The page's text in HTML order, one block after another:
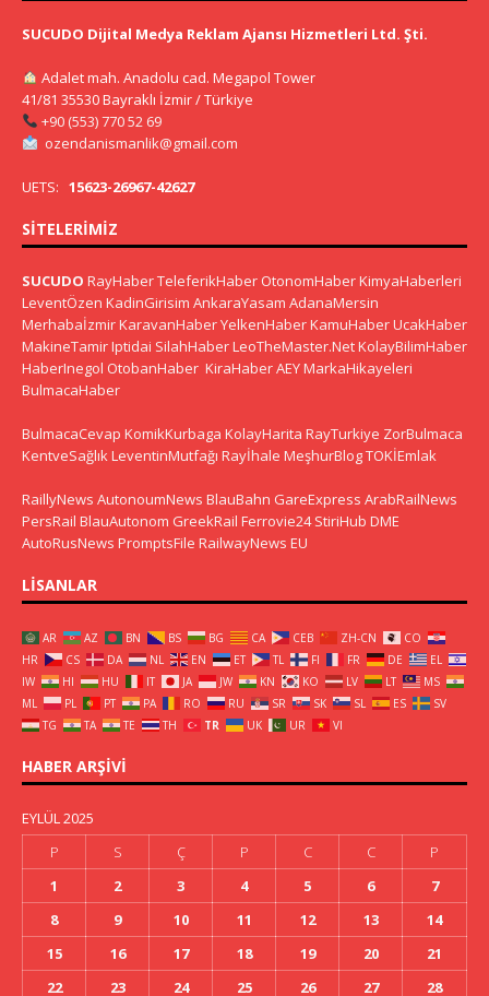
SUCUDO Dijital Medya Reklam Ajansı Hizmetleri Ltd. Şti.
Adalet mah. Anadolu cad. Megapol Tower
41/81 35530 Bayraklı İzmir / Türkiye
+90 (553) 770 52 69
ozendanismanlik@gmail.com
UETS: 15623-26967-42627
SITELERIMIZ
SUCUDO RayHaberTeleferikHaber OtonomHaberKimyaHaberleri
LeventÖzen KadinGirisim AnkaraYasam AdanaMersin
MerhabaİzmirKaravanHaberYelkenHaberKamuHaberUcakHaber
MakineTamirIptidai SilahHaberLeoTheMaster.NetKolayBilimHaber
HaberInegol OtobanHaber KiraHaberAEYMarkaHikayeleri
BulmacaHaber
BulmacaCevap KomikKurbaga KolayHarita RayTurkiye ZorBulmaca
KentveSağlık LeventinMutfağı Rayİhale MeşhurBlogTOKİEmlak
RaillyNews AutonoumNews BlauBahn GareExpress ArabRailNews
PersRail BlauAutonom GreekRail Ferrovie24 StiriHub DME
AutoRusNews PromptsFile RailwayNews EU
LISANLAR
AR AZ BN BS BG CA CEB ZH-CN
CO
HR
CS DA NL EN ET TL FI FR DE
EL
IW
HI HU IT JA JW KN KO LV LT
MS
ML
PL PT PA RO RU SR SK SL ES
SV
TG
TA TE TH TR UK UR VI
HABER ARŞIVI
EYLÜL 2025
P
S Ç P C C
P
1
2 3 4 5 6
7
8
9 10 11 12 13
14
15
16 17 18 19 20
21
22
23 24 25 26 27 28